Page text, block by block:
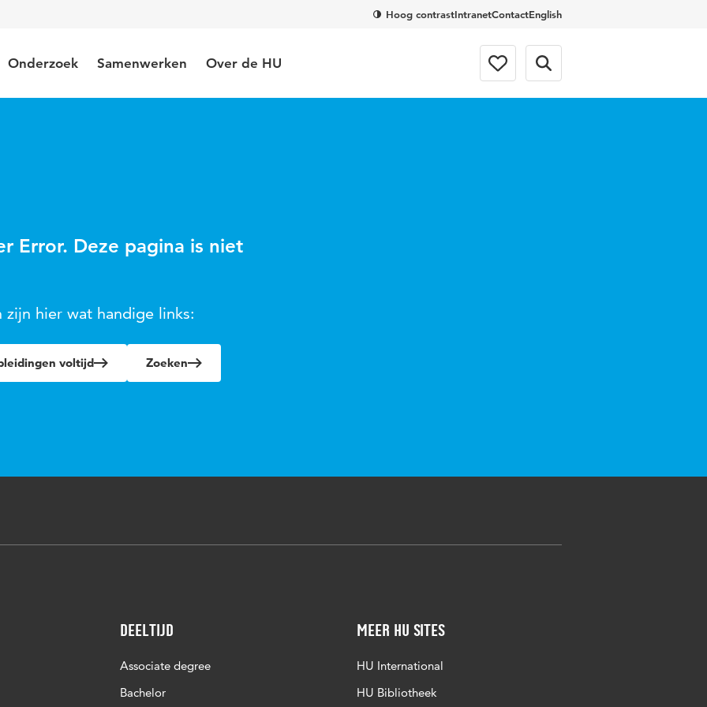
Hoog contrastIntranetContactEnglish
Onderzoek Samenwerken Over de HU
Error. Deze pagina is niet
zijn hier wat handige links:
voltijd Zoeken
Deeltijd
Associate degree
Bachelor
Meer HU sites
HU International
HU Bibliotheek